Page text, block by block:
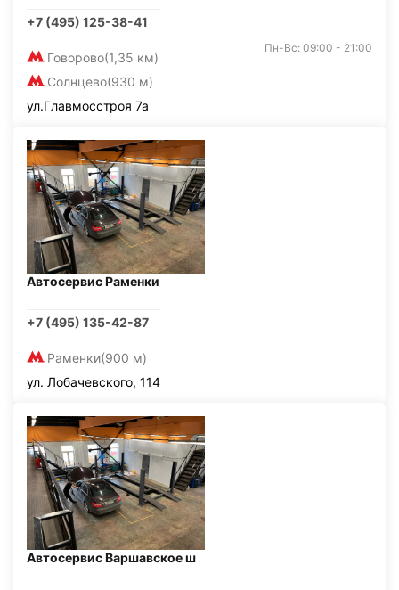
+7 (495) 125-38-41
Говорово(1,35 км)
Солнцево(930 м)
Пн-Вс: 09:00 - 21:00
ул.Главмосстроя 7а
Автосервис Раменки
+7 (495) 135-42-87
Раменки(900 м)
ул. Лобачевского, 114
Автосервис Варшавское ш